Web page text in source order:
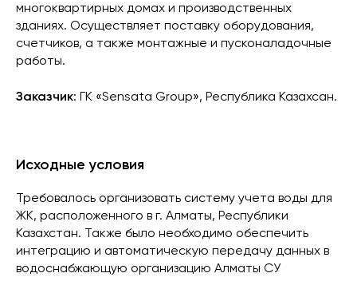
многоквартирных домах и производственных
зданиях. Осуществляет поставку оборудования,
счетчиков, а также монтажные и пусконаладочные
работы.
Заказчик: ГК «Sensata Group», Республика Казахсан.
Исходные условия
Требовалось организовать систему учета воды для
ЖК, расположенного в г. Алматы, Республики
Казахстан. Также было необходимо обеспечить
интеграцию и автоматическую передачу данных в
водоснабжающую организацию Алматы СУ